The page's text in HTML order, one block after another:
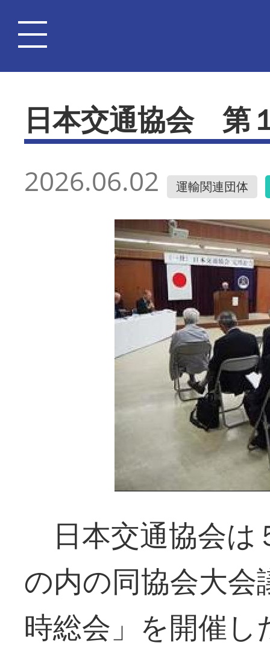
日本交通協会 第
2026.06.02 運輸関連団体
日本交通協会は
の内の同協会大
時総会」を開催し